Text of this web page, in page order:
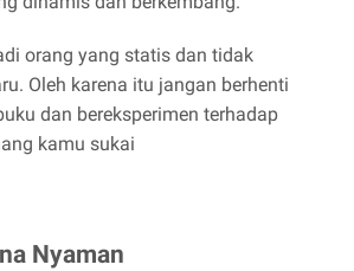
orang yang statis dan tidak
Oleh karena itu jangan berhenti
dan bereksperimen terhadap
kamu sukai
Nyaman